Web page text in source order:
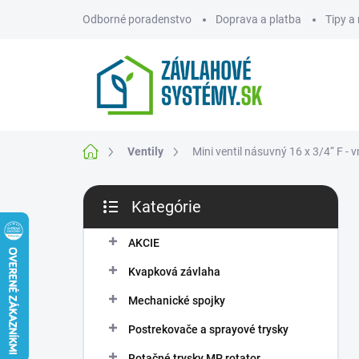
Odborné poradenstvo Doprava a platba Tipy a
DomovVentily Mini ventil násuvný 16 x 3/4“ F -
B
č
kategórie
Kategórie
AKCIE
Kvapková závlaha
Mechanické spojky
Postrekovače a sprayové trysky